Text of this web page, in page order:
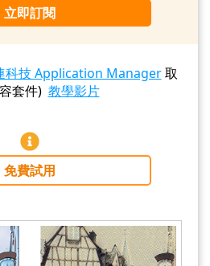
立即訂閱
科技 Application Manager取
套件) 教學影片
免費試用